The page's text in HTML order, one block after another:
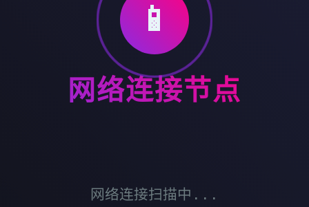
📱
网络连接节点
网络连接扫描中...